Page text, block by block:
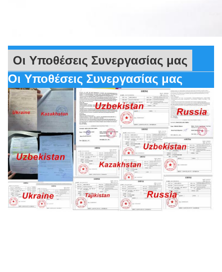
Οι Υποθέσεις Συνεργασίας μας
Οι Υποθέσεις Συνεργασίας μας